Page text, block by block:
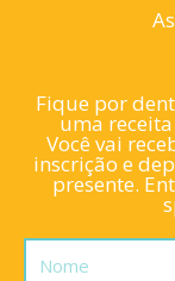
Fique por
uma
Você vai
inscrição e
presente.
Nome